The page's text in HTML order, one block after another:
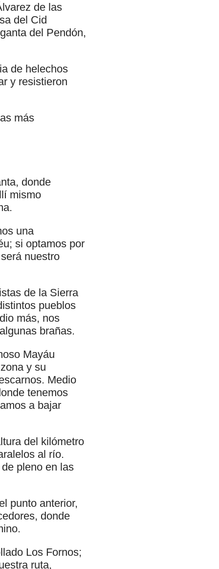
de las
del Cid
del Pendón,
de helechos
y resistieron
más
donde
mismo
una
si optamos por
nuestro
de la Sierra
pueblos
más, nos
brañas.
Mayáu
y su
Medio
tenemos
a bajar
del kilómetro
al río.
pleno en las
punto anterior,
donde
Los Fornos;
ruta,